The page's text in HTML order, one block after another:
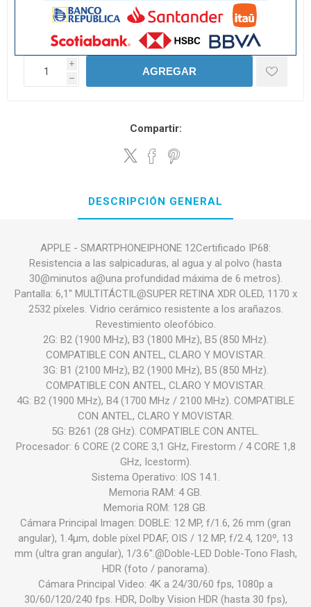
i
h
AGREGAR
Compartir:
DESCRIPCIÓN GENERAL
APPLE - SMARTPHONEIPHONE 12Certificado IP68:
Resistencia a las salpicaduras, al agua y al polvo (hasta
30@minutos a@una profundidad máxima de 6 metros).
Pantalla: 6,1'' MULTITÁCTIL@SUPER RETINA XDR OLED, 1170 x
2532 píxeles. Vidrio cerámico resistente a los arañazos.
Revestimiento oleofóbico.
2G: B2 (1900 MHz), B3 (1800 MHz), B5 (850 MHz).
COMPATIBLE CON ANTEL, CLARO Y MOVISTAR.
3G: B1 (2100 MHz), B2 (1900 MHz), B5 (850 MHz).
COMPATIBLE CON ANTEL, CLARO Y MOVISTAR.
4G: B2 (1900 MHz), B4 (1700 MHz / 2100 MHz). COMPATIBLE
CON ANTEL, CLARO Y MOVISTAR.
5G: B261 (28 GHz). COMPATIBLE CON ANTEL.
Procesador: 6 CORE (2 CORE 3,1 GHz, Firestorm / 4 CORE 1,8
GHz, Icestorm).
Sistema Operativo: IOS 14.1.
Memoria RAM: 4 GB.
Memoria ROM: 128 GB.
Cámara Principal Imagen: DOBLE: 12 MP, f/1.6, 26 mm (gran
angular), 1.4µm, doble píxel PDAF, OIS / 12 MP, f/2.4, 120º, 13
mm (ultra gran angular), 1/3.6''.@Doble-LED Doble-Tono Flash,
HDR (foto / panorama).
Cámara Principal Video: 4K a 24/30/60 fps, 1080p a
30/60/120/240 fps. HDR, Dolby Vision HDR (hasta 30 fps),